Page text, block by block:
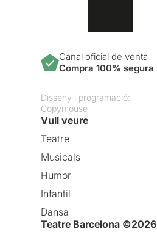
Canal oficial de venta
Compra 100% segura
Disseny i programació:
Copymouse
Vull veure
Teatre
Musicals
Humor
Infantil
Dansa
Teatre Barcelona ©2026